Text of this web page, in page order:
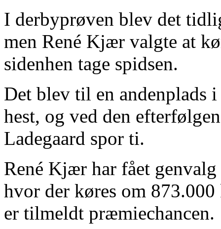
I derbyprøven blev det
men René Kjær valgte at
sidenhen tage spidsen.
Det blev til en andenplads
hest, og ved den
Ladegaard spor ti.
René Kjær har fået
hvor der køres om
er tilmeldt præmiechancen.